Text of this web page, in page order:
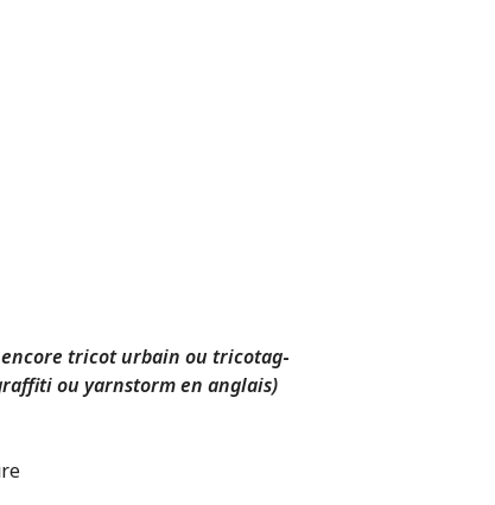
tricot urbain ou tricotag-
ou yarnstorm en anglais)